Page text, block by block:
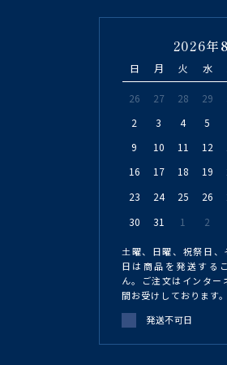
2026年
日 月 火 水
26 27 28 29
2
3 4 5
9
10 11 12
16
17 18 19
23
24 25 26
30
31 1 2
土曜、日曜、祝祭日、
日は商品を発送する
ん。ご注文はインター
間お受けしております。
発送不可日